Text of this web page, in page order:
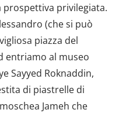
privilegiata.
(che si può
piazza del
entriamo al museo
Sayyed Roknaddin,
di piastrelle di
Jameh che